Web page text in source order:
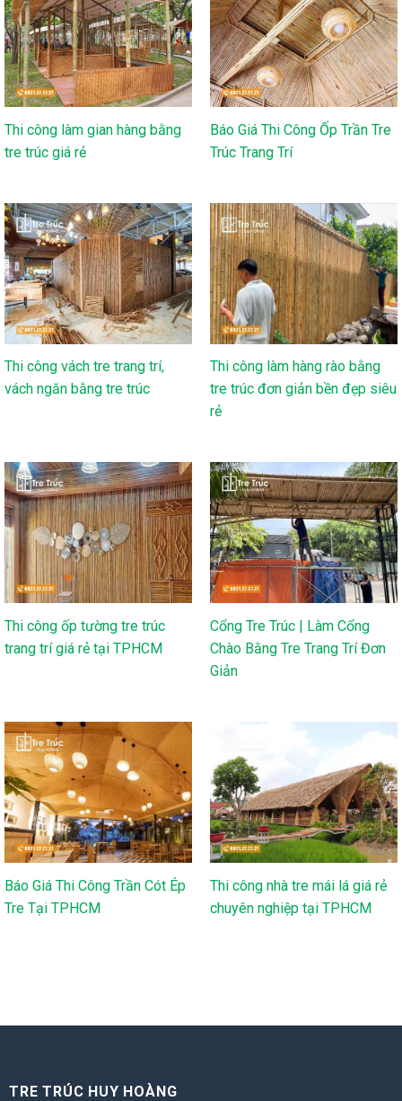
Thi công làm gian hàng bằng
tre trúc giá rẻ
Báo Giá Thi Công Ốp Trần Tre
Trúc Trang Trí
Thi công vách tre trang trí,
vách ngăn bằng tre trúc
Thi công làm hàng rào bằng
tre trúc đơn giản bền đẹp siêu
rẻ
Thi công ốp tường tre trúc
trang trí giá rẻ tại TPHCM
Cổng Tre Trúc | Làm Cổng
Chào Bằng Tre Trang Trí Đơn
Giản
Báo Giá Thi Công Trần Cót Ép
Tre Tại TPHCM
Thi công nhà tre mái lá giá rẻ
chuyên nghiệp tại TPHCM
TRE TRÚC HUY HOÀNG